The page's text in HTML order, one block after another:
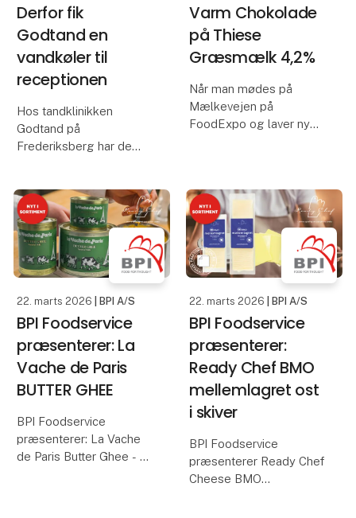
Derfor fik
Godtand en
vandkøler til
receptionen
Hos tandklinikken
Godtand på
Frederiksberg har de
Den nye vandkølers
kølige og filtrerede vand
er populær hos både
patienter og
medarbejdere.
Har du en kl
Varm Chokolade
på Thiese
Græsmælk 4,2%
Når man mødes på
Mælkevejen på
FoodExpo og laver nye
En varm chokolade lavet
på Thiese´s græsmælk
og O´Payo 68% FRIIS
HOLM chokolade.
Kom forbi K8180 og
smag
22. marts 2026 | BPI A/S
BPI Foodservice
præsenterer: La
Vache de Paris
BUTTER GHEE
BPI Foodservice
præsenterer: La Vache
de Paris Butter Ghee - -
22. marts 2026 | BPI A/S
BPI Foodservice
præsenterer:
Ready Chef BMO
mellemlagret ost
i skiver
BPI Foodservice
præsenterer Ready Chef
Cheese BMO